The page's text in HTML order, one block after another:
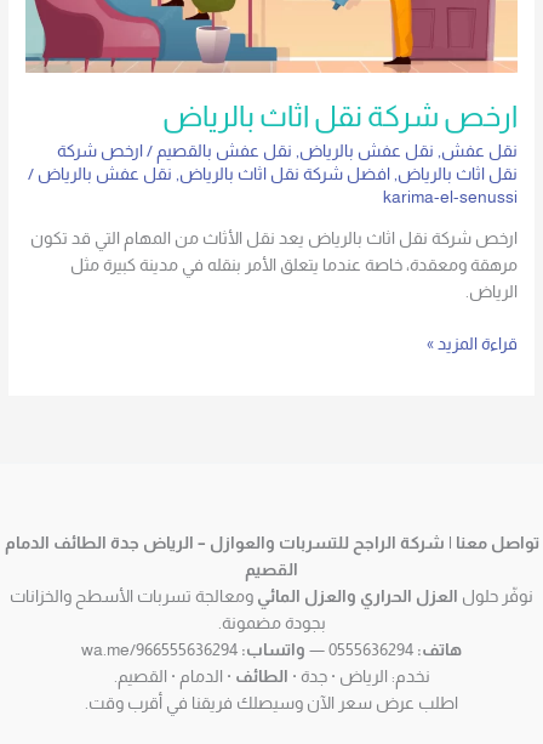
ارخص شركة نقل اثاث بالرياض
نقل عفش, نقل عفش بالرياض, نقل عفش بالقصيم / ارخص شركة
نقل اثاث بالرياض, افضل شركة نقل اثاث بالرياض, نقل عفش بالرياض /
karima-el-senussi
ارخص شركة نقل اثاث بالرياض يعد نقل الأثاث من المهام التي قد تكون
مرهقة ومعقدة، خاصة عندما يتعلق الأمر بنقله في مدينة كبيرة مثل
الرياض.
قراءة المزيد »
تواصل معنا | شركة الراجح للتسربات والعوازل – الرياض جدة الطائف الدمام
القصيم
نوفّر حلول العزل الحراري والعزل المائي ومعالجة تسربات الأسطح والخزانات
بجودة مضمونة.
هاتف:
واتساب:
نخدم: الرياض · جدة · الطائف · الدمام · القصيم.
اطلب عرض سعر الآن وسيصلك فريقنا في أقرب وقت.